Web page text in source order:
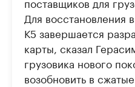
Для восстановления
К5 завершается
карты, сказал
грузовика нового
возобновить в